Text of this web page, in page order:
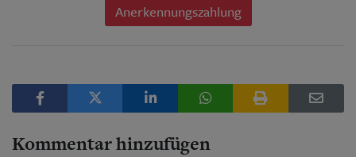
Anerkennungszahlung
Kommentar hinzufügen